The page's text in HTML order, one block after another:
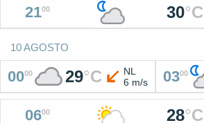
2100 30°C
10 AGOSTO
0000 29°C
NL
6 m/s
0300
0600 28°C